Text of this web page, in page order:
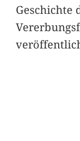
Geschichte